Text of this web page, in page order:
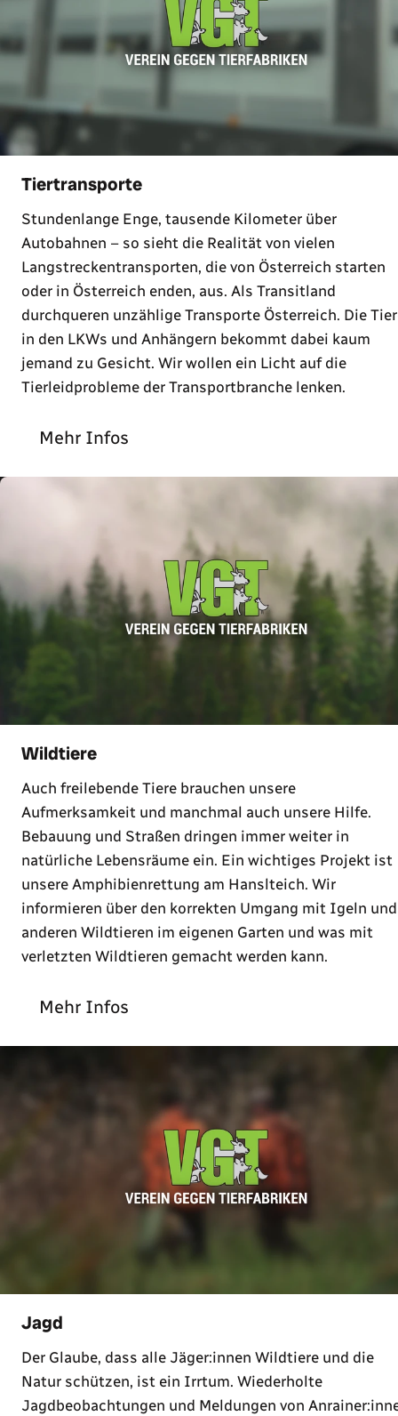
Tiertransporte
Stundenlange Enge, tausende Kilometer über
Autobahnen – so sieht die Realität von vielen
Langstreckentransporten, die von Österreich starten
oder in Österreich enden, aus. Als Transitland
durchqueren unzählige Transporte Österreich. Die
in den LKWs und Anhängern bekommt dabei kaum
jemand zu Gesicht. Wir wollen ein Licht auf die
Tierleidprobleme der Transportbranche lenken.
Mehr Infos
Wildtiere
Auch freilebende Tiere brauchen unsere
Aufmerksamkeit und manchmal auch unsere Hilfe.
Bebauung und Straßen dringen immer weiter in
natürliche Lebensräume ein. Ein wichtiges Projekt ist
unsere Amphibienrettung am Hanslteich. Wir
informieren über den korrekten Umgang mit Igeln und
anderen Wildtieren im eigenen Garten und was mit
verletzten Wildtieren gemacht werden kann.
Mehr Infos
Jagd
Der Glaube, dass alle Jäger:innen Wildtiere und die
Natur schützen, ist ein Irrtum. Wiederholte
Jagdbeobachtungen und Meldungen von